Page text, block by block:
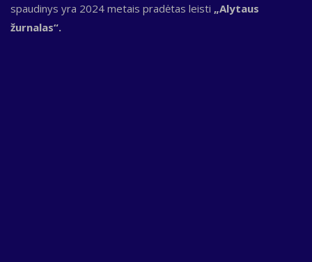
spaudinys yra 2024 metais pradėtas leisti „Alytaus
žurnalas“.